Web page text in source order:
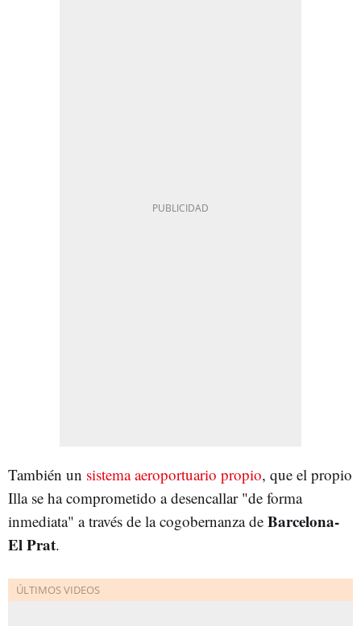
También un sistema aeroportuario propio, que el propio
Illa se ha comprometido a desencallar "de forma
inmediata" a través de la cogobernanza de Barcelona-
El Prat.